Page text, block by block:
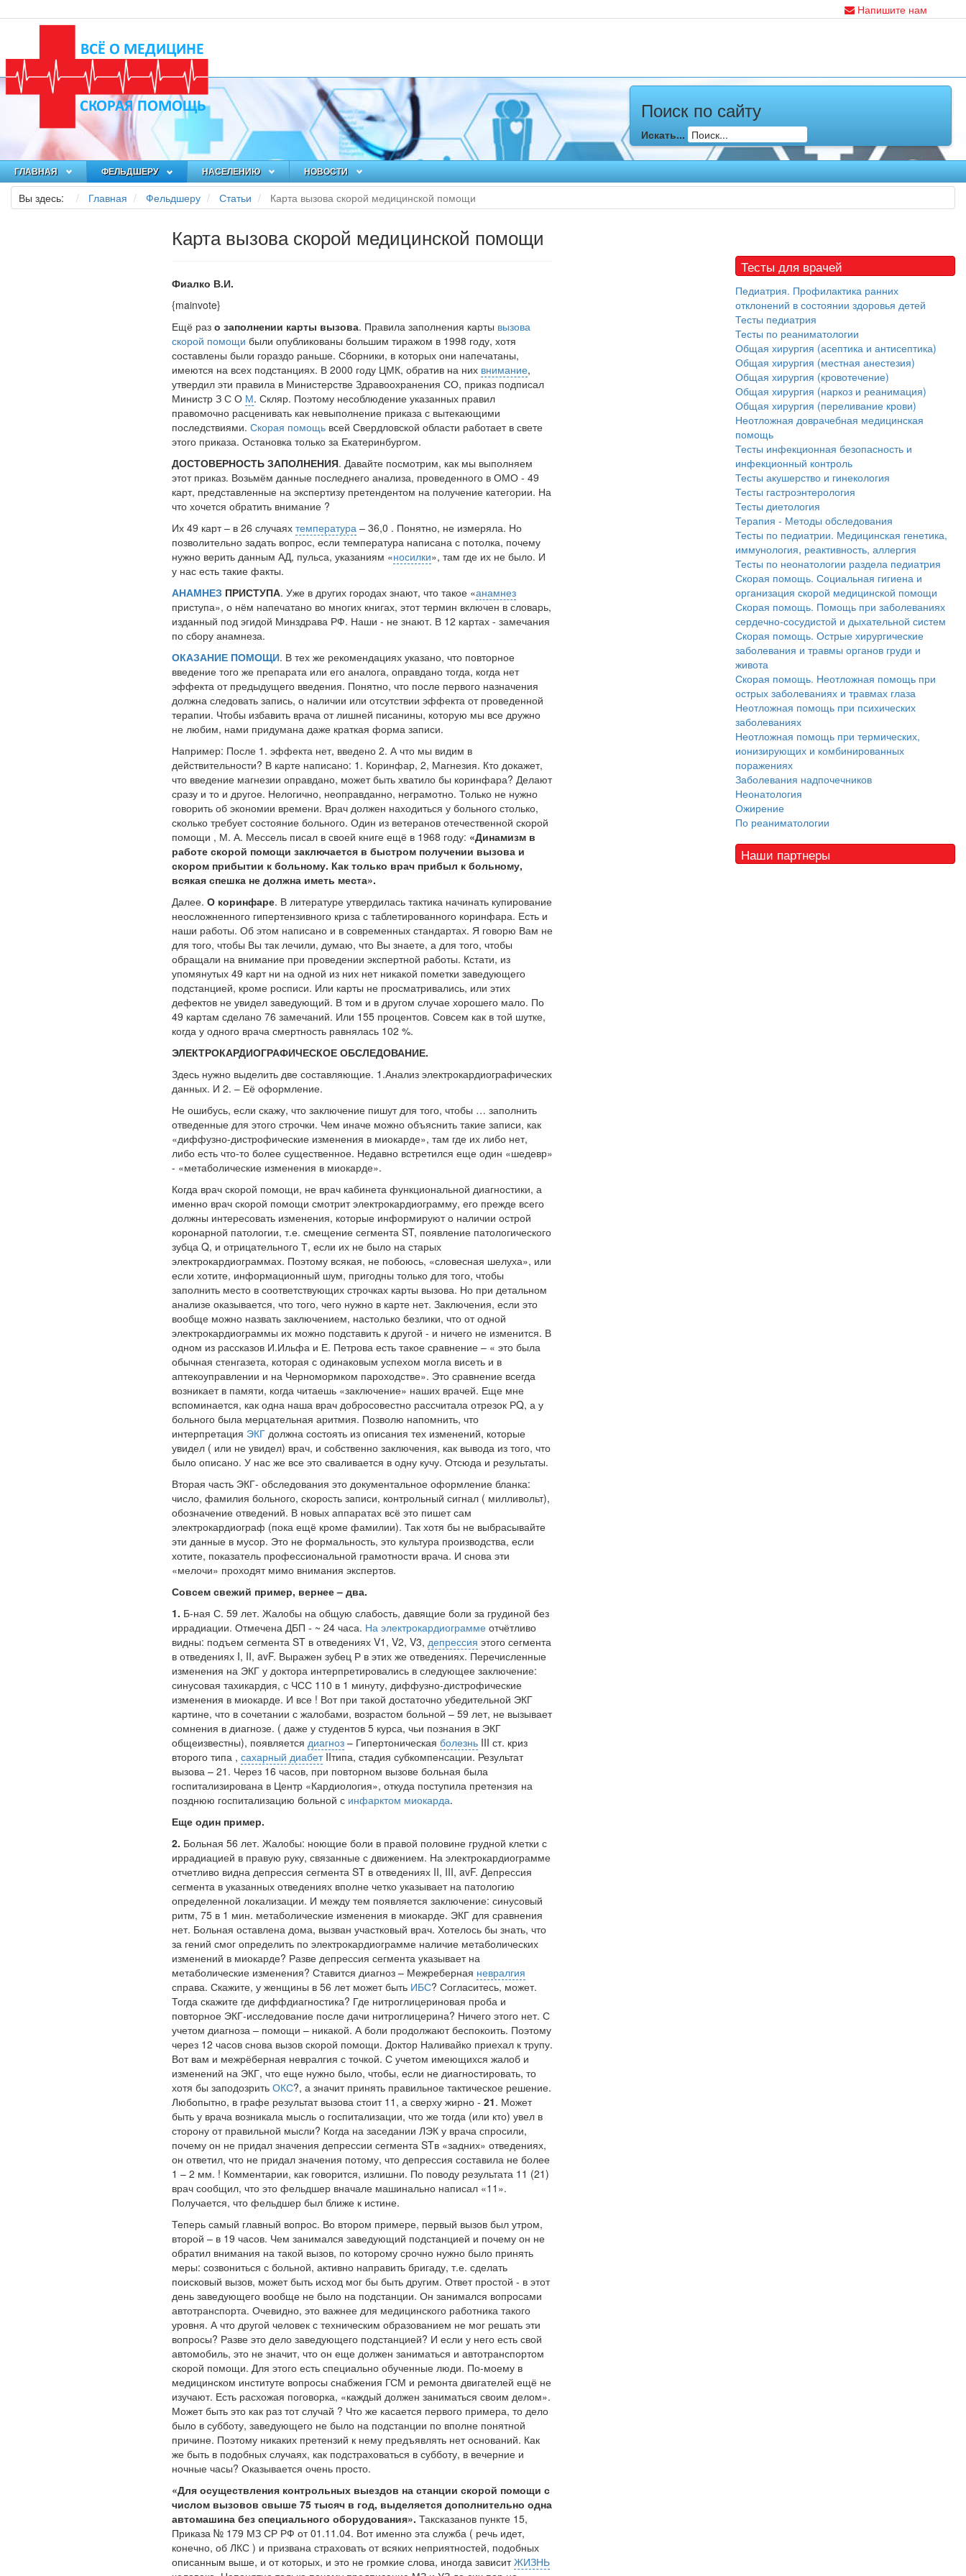
Напишите нам
Поиск по сайту
Искать...
ГЛАВНАЯ ФЕЛЬДШЕРУ НАСЕЛЕНИЮ НОВОСТИ
Вы здесь: Главная Фельдшеру Статьи Карта вызова скорой медицинской помощи
Карта вызова скорой медицинской помощи
Фиалко В.И.
{mainvote}
Ещё раз о заполнении карты вызова. Правила заполнения карты вызова
скорой помощи были опубликованы большим тиражом в 1998 году, хотя
составлены были гораздо раньше. Сборники, в которых они напечатаны,
имеются на всех подстанциях. В 2000 году ЦМК, обратив на них внимание,
утвердил эти правила в Министерстве Здравоохранения СО, приказ подписал
Министр З С О М. Скляр. Поэтому несоблюдение указанных правил
правомочно расценивать как невыполнение приказа с вытекающими
последствиями. Скорая помощь всей Свердловской области работает в свете
этого приказа. Остановка только за Екатеринбургом.
ДОСТОВЕРНОСТЬ ЗАПОЛНЕНИЯ. Давайте посмотрим, как мы выполняем
этот приказ. Возьмём данные последнего анализа, проведенного в ОМО - 49
карт, представленные на экспертизу претендентом на получение категории. На
что хочется обратить внимание ?
Их 49 карт – в 26 случаях температура – 36,0 . Понятно, не измеряла. Но
позволительно задать вопрос, если температура написана с потолка, почему
нужно верить данным АД, пульса, указаниям «носилки», там где их не было. И
у нас есть такие факты.
АНАМНЕЗ ПРИСТУПА. Уже в других городах знают, что такое «анамнез
приступа», о нём напечатано во многих книгах, этот термин включен в словарь,
изданный под эгидой Минздрава РФ. Наши - не знают. В 12 картах - замечания
по сбору анамнеза.
ОКАЗАНИЕ ПОМОЩИ. В тех же рекомендациях указано, что повторное
введение того же препарата или его аналога, оправдано тогда, когда нет
эффекта от предыдущего введения. Понятно, что после первого назначения
должна следовать запись, о наличии или отсутствии эффекта от проведенной
терапии. Чтобы избавить врача от лишней писанины, которую мы все дружно
не любим, нами придумана даже краткая форма записи.
Например: После 1. эффекта нет, введено 2. А что мы видим в
действительности? В карте написано: 1. Коринфар, 2, Магнезия. Кто докажет,
что введение магнезии оправдано, может быть хватило бы коринфара? Делают
сразу и то и другое. Нелогично, неоправданно, неграмотно. Только не нужно
говорить об экономии времени. Врач должен находиться у больного столько,
сколько требует состояние больного. Один из ветеранов отечественной скорой
помощи , М. А. Мессель писал в своей книге ещё в 1968 году: «Динамизм в
работе скорой помощи заключается в быстром получении вызова и
скором прибытии к больному. Как только врач прибыл к больному,
всякая спешка не должна иметь места».
Далее. О коринфаре. В литературе утвердилась тактика начинать купирование
неосложненного гипертензивного криза с таблетированного коринфара. Есть и
наши работы. Об этом написано и в современных стандартах. Я говорю Вам не
для того, чтобы Вы так лечили, думаю, что Вы знаете, а для того, чтобы
обращали на внимание при проведении экспертной работы. Кстати, из
упомянутых 49 карт ни на одной из них нет никакой пометки заведующего
подстанцией, кроме росписи. Или карты не просматривались, или этих
дефектов не увидел заведующий. В том и в другом случае хорошего мало. По
49 картам сделано 76 замечаний. Или 155 процентов. Совсем как в той шутке,
когда у одного врача смертность равнялась 102 %.
ЭЛЕКТРОКАРДИОГРАФИЧЕСКОЕ ОБСЛЕДОВАНИЕ.
Здесь нужно выделить две составляющие. 1.Анализ электрокардиографических
данных. И 2. – Её оформление.
Не ошибусь, если скажу, что заключение пишут для того, чтобы … заполнить
отведенные для этого строчки. Чем иначе можно объяснить такие записи, как
«диффузно-дистрофические изменения в миокарде», там где их либо нет,
либо есть что-то более существенное. Недавно встретился еще один «шедевр»
- «метаболические изменения в миокарде».
Когда врач скорой помощи, не врач кабинета функциональной диагностики, а
именно врач скорой помощи смотрит электрокардиограмму, его прежде всего
должны интересовать изменения, которые информируют о наличии острой
коронарной патологии, т.е. смещение сегмента ST, появление патологического
зубца Q, и отрицательного Т, если их не было на старых
электрокардиограммах. Поэтому всякая, не побоюсь, «словесная шелуха», или
если хотите, информационный шум, пригодны только для того, чтобы
заполнить место в соответствующих строчках карты вызова. Но при детальном
анализе оказывается, что того, чего нужно в карте нет. Заключения, если это
вообще можно назвать заключением, настолько безлики, что от одной
электрокардиограммы их можно подставить к другой - и ничего не изменится. В
одном из рассказов И.Ильфа и Е. Петрова есть такое сравнение – « это была
обычная стенгазета, которая с одинаковым успехом могла висеть и в
аптекоуправлении и на Черномормком пароходстве». Это сравнение всегда
возникает в памяти, когда читаешь «заключение» наших врачей. Еще мне
вспоминается, как одна наша врач добросовестно рассчитала отрезок РQ, а у
больного была мерцательная аритмия. Позволю напомнить, что
интерпретация ЭКГ должна состоять из описания тех изменений, которые
увидел ( или не увидел) врач, и собственно заключения, как вывода из того, что
было описано. У нас же все это сваливается в одну кучу. Отсюда и результаты.
Вторая часть ЭКГ- обследования это документальное оформление бланка:
число, фамилия больного, скорость записи, контрольный сигнал ( милливольт),
обозначение отведений. В новых аппаратах всё это пишет сам
электрокардиограф (пока ещё кроме фамилии). Так хотя бы не выбрасывайте
эти данные в мусор. Это не формальность, это культура производства, если
хотите, показатель профессиональной грамотности врача. И снова эти
«мелочи» проходят мимо внимания экспертов.
Совсем свежий пример, вернее – два.
1. Б-ная С. 59 лет. Жалобы на общую слабость, давящие боли за грудиной без
иррадиации. Отмечена ДБП - ~ 24 часа. На электрокардиограмме отчётливо
видны: подъем сегмента ST в отведениях V1, V2, V3, депрессия этого сегмента
в отведениях I, II, avF. Выражен зубец Р в этих же отведениях. Перечисленные
изменения на ЭКГ у доктора интерпретировались в следующее заключение:
синусовая тахикардия, с ЧСС 110 в 1 минуту, диффузно-дистрофические
изменения в миокарде. И все ! Вот при такой достаточно убедительной ЭКГ
картине, что в сочетании с жалобами, возрастом больной – 59 лет, не вызывает
сомнения в диагнозе. ( даже у студентов 5 курса, чьи познания в ЭКГ
общеизвестны), появляется диагноз – Гипертоническая болезнь III ст. криз
второго типа , сахарный диабет IIтипа, стадия субкомпенсации. Результат
вызова – 21. Через 16 часов, при повторном вызове больная была
госпитализирована в Центр «Кардиология», откуда поступила претензия на
позднюю госпитализацию больной с инфарктом миокарда.
Еще один пример.
2. Больная 56 лет. Жалобы: ноющие боли в правой половине грудной клетки с
иррадиацией в правую руку, связанные с движением. На электрокардиограмме
отчетливо видна депрессия сегмента ST в отведениях II, III, avF. Депрессия
сегмента в указанных отведениях вполне четко указывает на патологию
определенной локализации. И между тем появляется заключение: синусовый
ритм, 75 в 1 мин. метаболические изменения в миокарде. ЭКГ для сравнения
нет. Больная оставлена дома, вызван участковый врач. Хотелось бы знать, что
за гений смог определить по электрокардиограмме наличие метаболических
изменений в миокарде? Разве депрессия сегмента указывает на
метаболические изменения? Ставится диагноз – Межреберная невралгия
справа. Скажите, у женщины в 56 лет может быть ИБС? Согласитесь, может.
Тогда скажите где диффдиагностика? Где нитроглицериновая проба и
повторное ЭКГ-исследование после дачи нитроглицерина? Ничего этого нет. С
учетом диагноза – помощи – никакой. А боли продолжают беспокоить. Поэтому
через 12 часов снова вызов скорой помощи. Доктор Наливайко приехал к трупу.
Вот вам и межрёберная невралгия с точкой. С учетом имеющихся жалоб и
изменений на ЭКГ, что еще нужно было, чтобы, если не диагностировать, то
хотя бы заподозрить ОКС?, а значит принять правильное тактическое решение.
Любопытно, в графе результат вызова стоит 11, а сверху жирно - 21. Может
быть у врача возникала мысль о госпитализации, что же тогда (или кто) увел в
сторону от правильной мысли? Когда на заседании ЛЭК у врача спросили,
почему он не придал значения депрессии сегмента STв «задних» отведениях,
он ответил, что не придал значения потому, что депрессия составила не более
1 – 2 мм. ! Комментарии, как говорится, излишни. По поводу результата 11 (21)
врач сообщил, что это фельдшер вначале машинально написал «11».
Получается, что фельдшер был ближе к истине.
Теперь самый главный вопрос. Во втором примере, первый вызов был утром,
второй – в 19 часов. Чем занимался заведующий подстанцией и почему он не
обратил внимания на такой вызов, по которому срочно нужно было принять
меры: созвониться с больной, активно направить бригаду, т.е. сделать
поисковый вызов, может быть исход мог бы быть другим. Ответ простой - в этот
день заведующего вообще не было на подстанции. Он занимался вопросами
автотранспорта. Очевидно, это важнее для медицинского работника такого
уровня. А что другой человек с техническим образованием не мог решать эти
вопросы? Разве это дело заведующего подстанцией? И если у него есть свой
автомобиль, это не значит, что он еще должен заниматься и автотранспортом
скорой помощи. Для этого есть специально обученные люди. По-моему в
медицинском институте вопросы снабжения ГСМ и ремонта двигателей ещё не
изучают. Есть расхожая поговорка, «каждый должен заниматься своим делом».
Может быть это как раз тот случай ? Что же касается первого примера, то дело
было в субботу, заведующего не было на подстанции по вполне понятной
причине. Поэтому никаких претензий к нему предъявлять нет оснований. Как
же быть в подобных случаях, как подстраховаться в субботу, в вечерние и
ночные часы? Оказывается очень просто.
«Для осуществления контрольных выездов на станции скорой помощи с
числом вызовов свыше 75 тысяч в год, выделяется дополнительно одна
автомашина без специального оборудования». Таксказанов пункте 15,
Приказа № 179 МЗ СР РФ от 01.11.04. Вот именно эта служба ( речь идет,
конечно, об ЛКС ) и призвана страховать от всяких неприятностей, подобных
описанным выше, и от которых, и это не громкие слова, иногда зависитЖИЗНЬ
Тесты для врачей
Педиатрия. Профилактика ранних
отклонений в состоянии здоровья детей
Тесты педиатрия
Тесты по реаниматологии
Общая хирургия (асептика и антисептика)
Общая хирургия (местная анестезия)
Общая хирургия (кровотечение)
Общая хирургия (наркоз и реанимация)
Общая хирургия (переливание крови)
Неотложная доврачебная медицинская
помощь
Тесты инфекционная безопасность и
инфекционный контроль
Тесты акушерство и гинекология
Тесты гастроэнтерология
Тесты диетология
Терапия - Методы обследования
Тесты по педиатрии. Медицинская генетика,
иммунология, реактивность, аллергия
Тесты по неонатологии раздела педиатрия
Скорая помощь. Социальная гигиена и
организация скорой медицинской помощи
Скорая помощь. Помощь при заболеваниях
сердечно-сосудистой и дыхательной систем
Скорая помощь. Острые хирургические
заболевания и травмы органов груди и
живота
Скорая помощь. Неотложная помощь при
острых заболеваниях и травмах глаза
Неотложная помощь при психических
заболеваниях
Неотложная помощь при термических,
ионизирующих и комбинированных
поражениях
Заболевания надпочечников
Неонатология
Ожирение
По реаниматологии
Наши партнеры